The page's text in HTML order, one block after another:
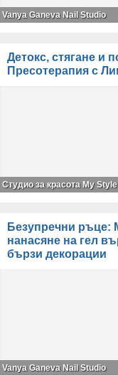
Vanya Ganeva Nail Studio
Детокс, стягане и
Пресотерапия с
Студио за красота My Style
Безупречни ръце:
нанасяне на гел
бързи декорации
Vanya Ganeva Nail Studio